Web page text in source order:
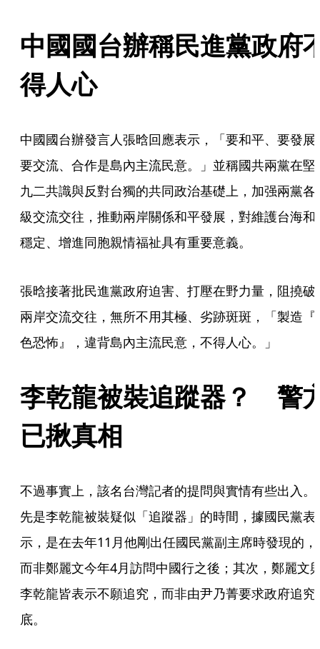
中國國台辦稱民進黨政府
得人心
中國國台辦發言人張晗回應表示，「要和平、要發展
要交流、合作是島內主流民意。」並稱國共兩黨在堅
九二共識與反對台獨的共同政治基礎上，加强兩黨各
級交流交往，推動兩岸關係和平發展，對維護台海和
穩定、增進同胞親情福祉具有重要意義。
張晗接著批民進黨政府迫害、打壓在野力量，阻撓破
兩岸交流交往，無所不用其極、劣跡斑斑，「製造『
色恐怖』，違背島內主流民意，不得人心。」
李乾龍被裝追蹤器？　警
已揪真相
不過事實上，該名台灣記者的提問與實情有些出入。
先是李乾龍被裝疑似「追蹤器」的時間，據國民黨表
示，是在去年11月他剛出任國民黨副主席時發現的，
而非鄭麗文今年4月訪問中國行之後；其次，鄭麗文
李乾龍皆表示不願追究，而非由尹乃菁要求政府追究
底。